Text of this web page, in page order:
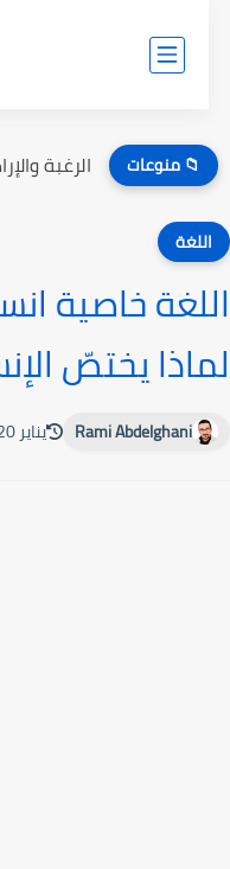
📁 منوعات الرغبة
خاصية
يختصّ
Rami Abdelghani يناير 20, 2026